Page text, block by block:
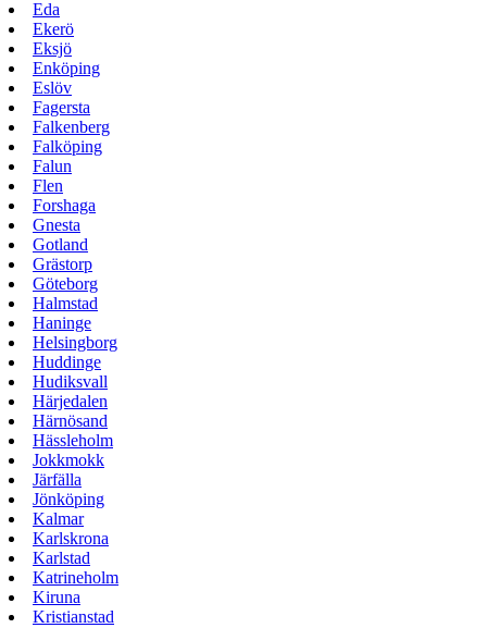
Eda
Ekerö
Eksjö
Enköping
Eslöv
Fagersta
Falkenberg
Falköping
Falun
Flen
Forshaga
Gnesta
Gotland
Grästorp
Göteborg
Halmstad
Haninge
Helsingborg
Huddinge
Hudiksvall
Härjedalen
Härnösand
Hässleholm
Jokkmokk
Järfälla
Jönköping
Kalmar
Karlskrona
Karlstad
Katrineholm
Kiruna
Kristianstad